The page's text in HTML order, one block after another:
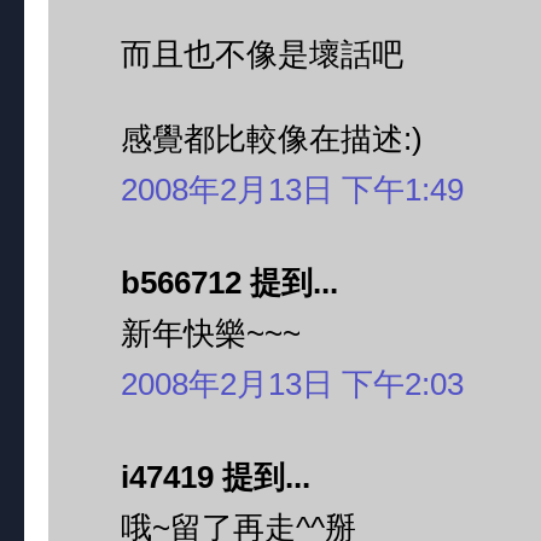
而且也不像是壞話吧
感覺都比較像在描述:)
2008年2月13日 下午1:49
b566712 提到...
新年快樂~~~
2008年2月13日 下午2:03
i47419 提到...
哦~留了再走^^掰